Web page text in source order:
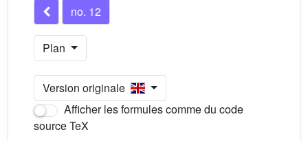
no. 12
Plan
Version originale
Afficher les formules comme du code
source TeX